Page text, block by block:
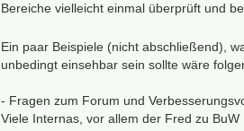
Bereiche vielleicht einmal überprüft und
Ein paar Beispiele (nicht abschließend),
unbedingt einsehbar sein sollte wäre
- Fragen zum Forum und
Viele Internas, vor allem der Fred zu BuW